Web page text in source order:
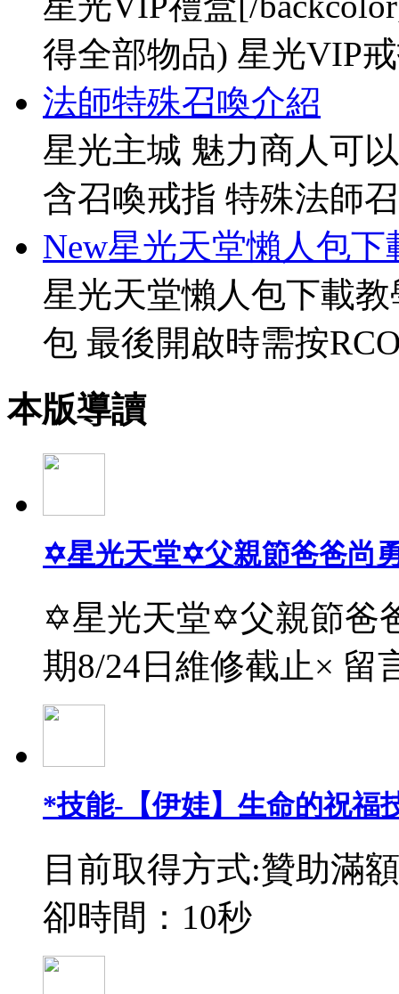
得全部物品) 星光VIP
法師特殊召喚介紹
星光主城 魅力商人可
含召喚戒指 特殊法師
New星光天堂懶人包下
星光天堂懶人包下載
包 最後開啟時需按
本版導讀
✡星光天堂✡父親節爸爸尚
✡星光天堂✡父親節爸
期8/24日維修截止× 留
*技能-【伊娃】生命的祝福
目前取得方式:贊助滿
卻時間：10秒